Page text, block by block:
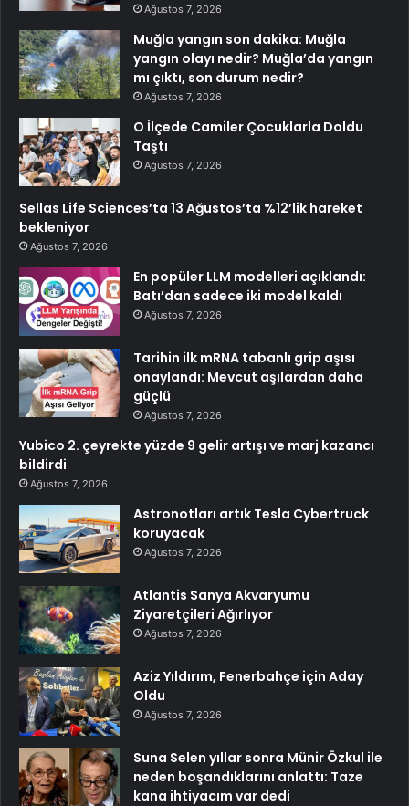
Ağustos 7, 2026
Muğla yangın son dakika: Muğla
yangın olayı nedir? Muğla’da yangın
mı çıktı, son durum nedir?
Ağustos 7, 2026
O İlçede Camiler Çocuklarla Doldu
Taştı
Ağustos 7, 2026
Sellas Life Sciences’ta 13 Ağustos’ta %12’lik hareket
bekleniyor
Ağustos 7, 2026
En popüler LLM modelleri açıklandı:
Batı’dan sadece iki model kaldı
Ağustos 7, 2026
Tarihin ilk mRNA tabanlı grip aşısı
onaylandı: Mevcut aşılardan daha
güçlü
Ağustos 7, 2026
Yubico 2. çeyrekte yüzde 9 gelir artışı ve marj kazancı
bildirdi
Ağustos 7, 2026
Astronotları artık Tesla Cybertruck
koruyacak
Ağustos 7, 2026
Atlantis Sanya Akvaryumu
Ziyaretçileri Ağırlıyor
Ağustos 7, 2026
Aziz Yıldırım, Fenerbahçe için Aday
Oldu
Ağustos 7, 2026
Suna Selen yıllar sonra Münir Özkul ile
neden boşandıklarını anlattı: Taze
kana ihtiyacım var dedi